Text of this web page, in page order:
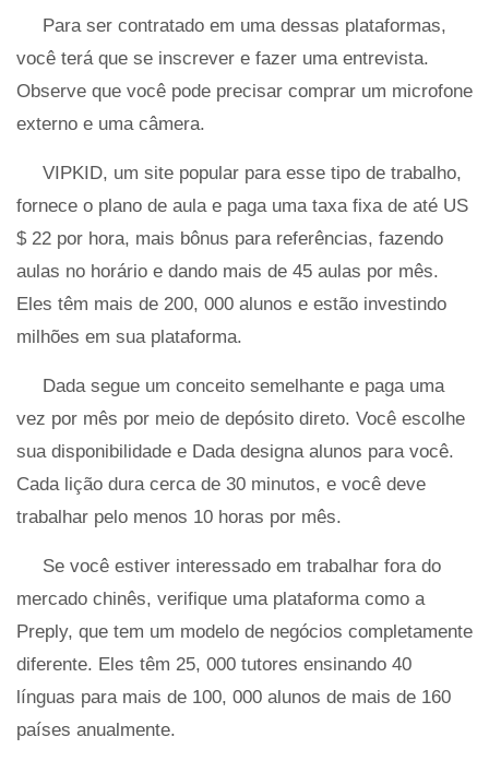
Para ser contratado em uma dessas plataformas,
você terá que se inscrever e fazer uma entrevista.
Observe que você pode precisar comprar um microfone
externo e uma câmera.
VIPKID, um site popular para esse tipo de trabalho,
fornece o plano de aula e paga uma taxa fixa de até US
$ 22 por hora, mais bônus para referências, fazendo
aulas no horário e dando mais de 45 aulas por mês.
Eles têm mais de 200, 000 alunos e estão investindo
milhões em sua plataforma.
Dada segue um conceito semelhante e paga uma
vez por mês por meio de depósito direto. Você escolhe
sua disponibilidade e Dada designa alunos para você.
Cada lição dura cerca de 30 minutos, e você deve
trabalhar pelo menos 10 horas por mês.
Se você estiver interessado em trabalhar fora do
mercado chinês, verifique uma plataforma como a
Preply, que tem um modelo de negócios completamente
diferente. Eles têm 25, 000 tutores ensinando 40
línguas para mais de 100, 000 alunos de mais de 160
países anualmente.